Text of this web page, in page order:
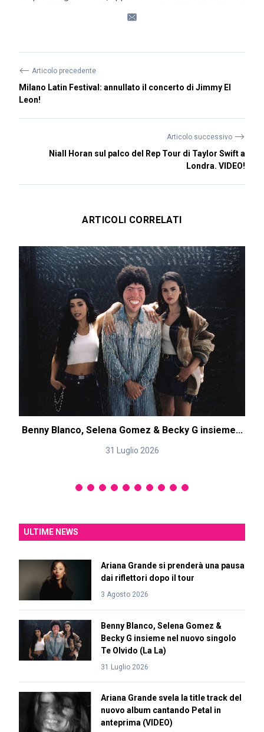
⟵ Articolo precedente
Milano Latin Festival: annullato il concerto di Jimmy El
Leon!
Articolo successivo ⟶
Niall Horan sul palco del Rep Tour di Taylor Swift a
Londra. VIDEO!
ARTICOLI CORRELATI
Benny Blanco, Selena Gomez & Becky G insieme...
31 Luglio 2026
ULTIME NEWS
Ariana Grande si prenderà una pausa
dai riflettori dopo il tour
3 Agosto 2026
Benny Blanco, Selena Gomez &
Becky G insieme nel nuovo singolo
Te Olvido (La La)
31 Luglio 2026
Ariana Grande svela la title track del
nuovo album cantando Petal in
anteprima (VIDEO)